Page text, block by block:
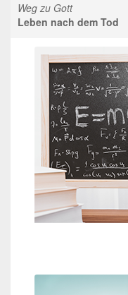
Weg zu Gott
Leben nach dem Tod